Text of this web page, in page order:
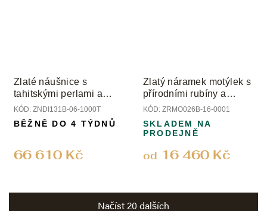
Zlaté náušnice s
tahitskými perlami a
diamanty
KÓD: ZNDI131B-06-1000T
66 610 Kč
BĚŽNĚ DO 4 TÝDNŮ
Zlatý náramek motýlek s
přírodními rubíny a
smaragdy
KÓD: ZRMO026B-16-0001
od 16 460 Kč
SKLADEM NA
PRODEJNĚ
Načíst 20 dalších